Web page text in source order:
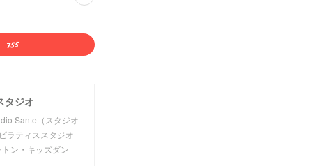
タジオ
Sante（スタジオ
ラティススタジオ
ン・キッズダン